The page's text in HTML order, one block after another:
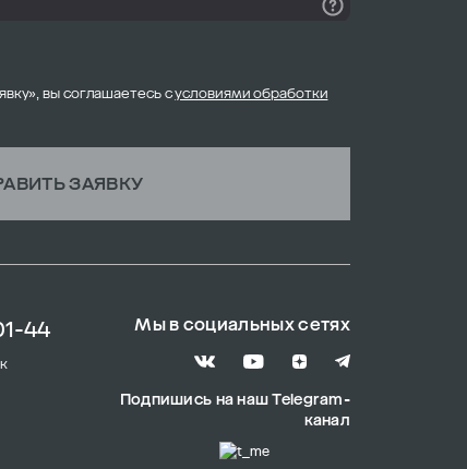
вы соглашаетесь сусловиями обработки
ЗАЯВКУ
44 Мы в социальных сетях
Подпишись на наш Telegram-
канал